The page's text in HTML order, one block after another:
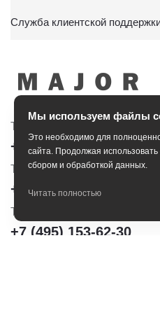
Служба клиентской
Тойота Центр Сити
+7 (495) 153-30-44
Тойота Центр Сокольники
+7 (495) 172-04-83
Тойота Центр Шереметьево
+7 (495) 153-62-30
Мы используем файлы
Это необходимо для
сайта. Продолжая
сбором и обработкой данных.
Читать полностью